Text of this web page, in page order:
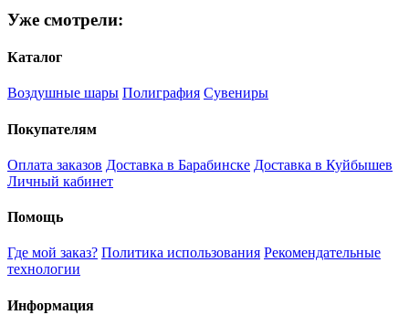
Уже смотрели:
Каталог
Воздушные шары Полиграфия Сувениры
Покупателям
Оплата заказов Доставка в Барабинске Доставка в Куйбышев
Личный кабинет
Помощь
Где мой заказ? Политика использования Рекомендательные
технологии
Информация